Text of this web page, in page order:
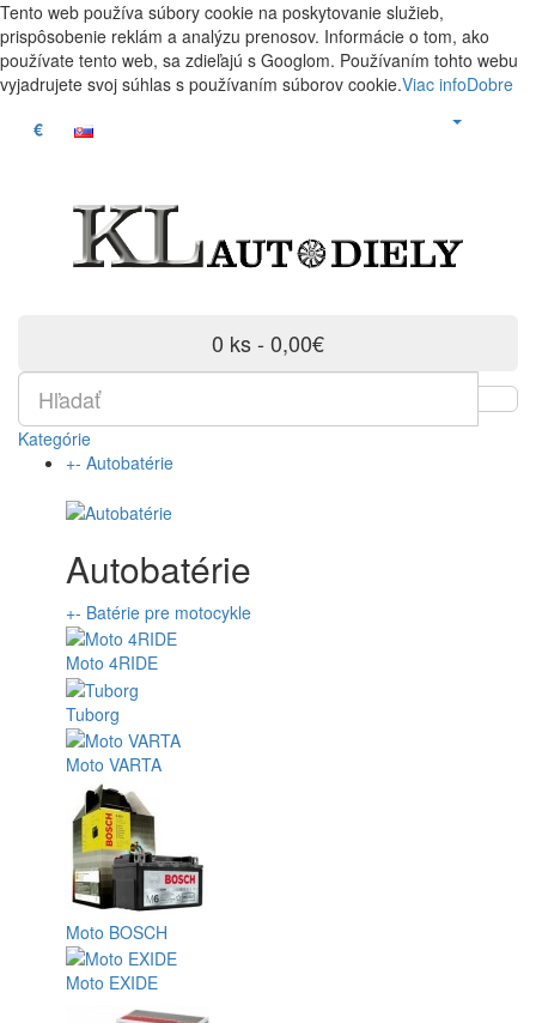
Tento web používa súbory cookie na poskytovanie služieb,
prispôsobenie reklám a analýzu prenosov. Informácie o tom, ako
používate tento web, sa zdieľajú s Googlom. Používaním tohto webu
vyjadrujete svoj súhlas s používaním súborov cookie.Viac infoDobre
€
0 ks - 0,00€
Kategórie
+- Autobatérie
Autobatérie
+- Batérie pre motocykle
Moto 4RIDE
Tuborg
Moto VARTA
Moto BOSCH
Moto EXIDE